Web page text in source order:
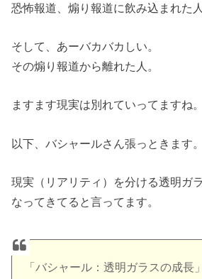
恐怖報道、煽り報道に飲み込まれた人
そして、あーバカバカしい。
その煽り報道から離れた人。
ますます現実は別れていってますね。
以下、バシャールさん張っときます。
現実（リアリティ）を分ける透明ガ
なってきてると言ってます。
「バシャール：透明ガラスの成長」